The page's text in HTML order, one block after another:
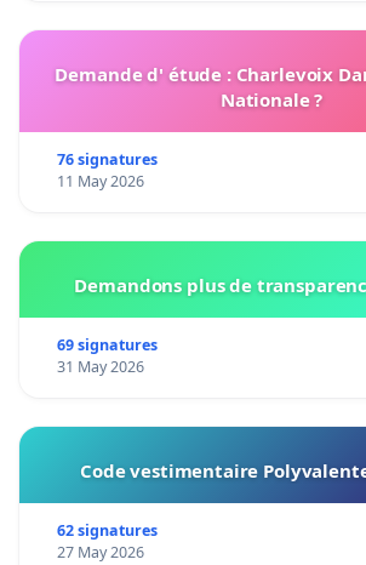
Demande d' étude : Charlevoix
Nationale ?
76 signatures
11 May 2026
Demandons plus de
69 signatures
31 May 2026
Code vestimentaire
62 signatures
27 May 2026